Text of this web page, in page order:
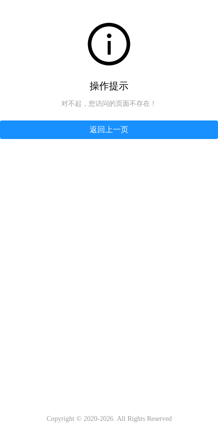
操作提示
对不起，您访问的页面不存在！
返回上一页
Copyright © 2020-2026. All Rights Reserved